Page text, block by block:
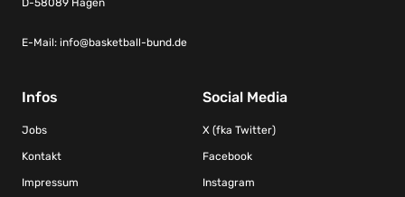
D-58089 Hagen
E-Mail: info@basketball-bund.de
Infos
Jobs
Kontakt
Impressum
Social Media
X (fka Twitter)
Facebook
Instagram